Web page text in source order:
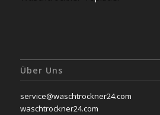
Über Uns
service@waschtrockner24.com
waschtrockner24.com